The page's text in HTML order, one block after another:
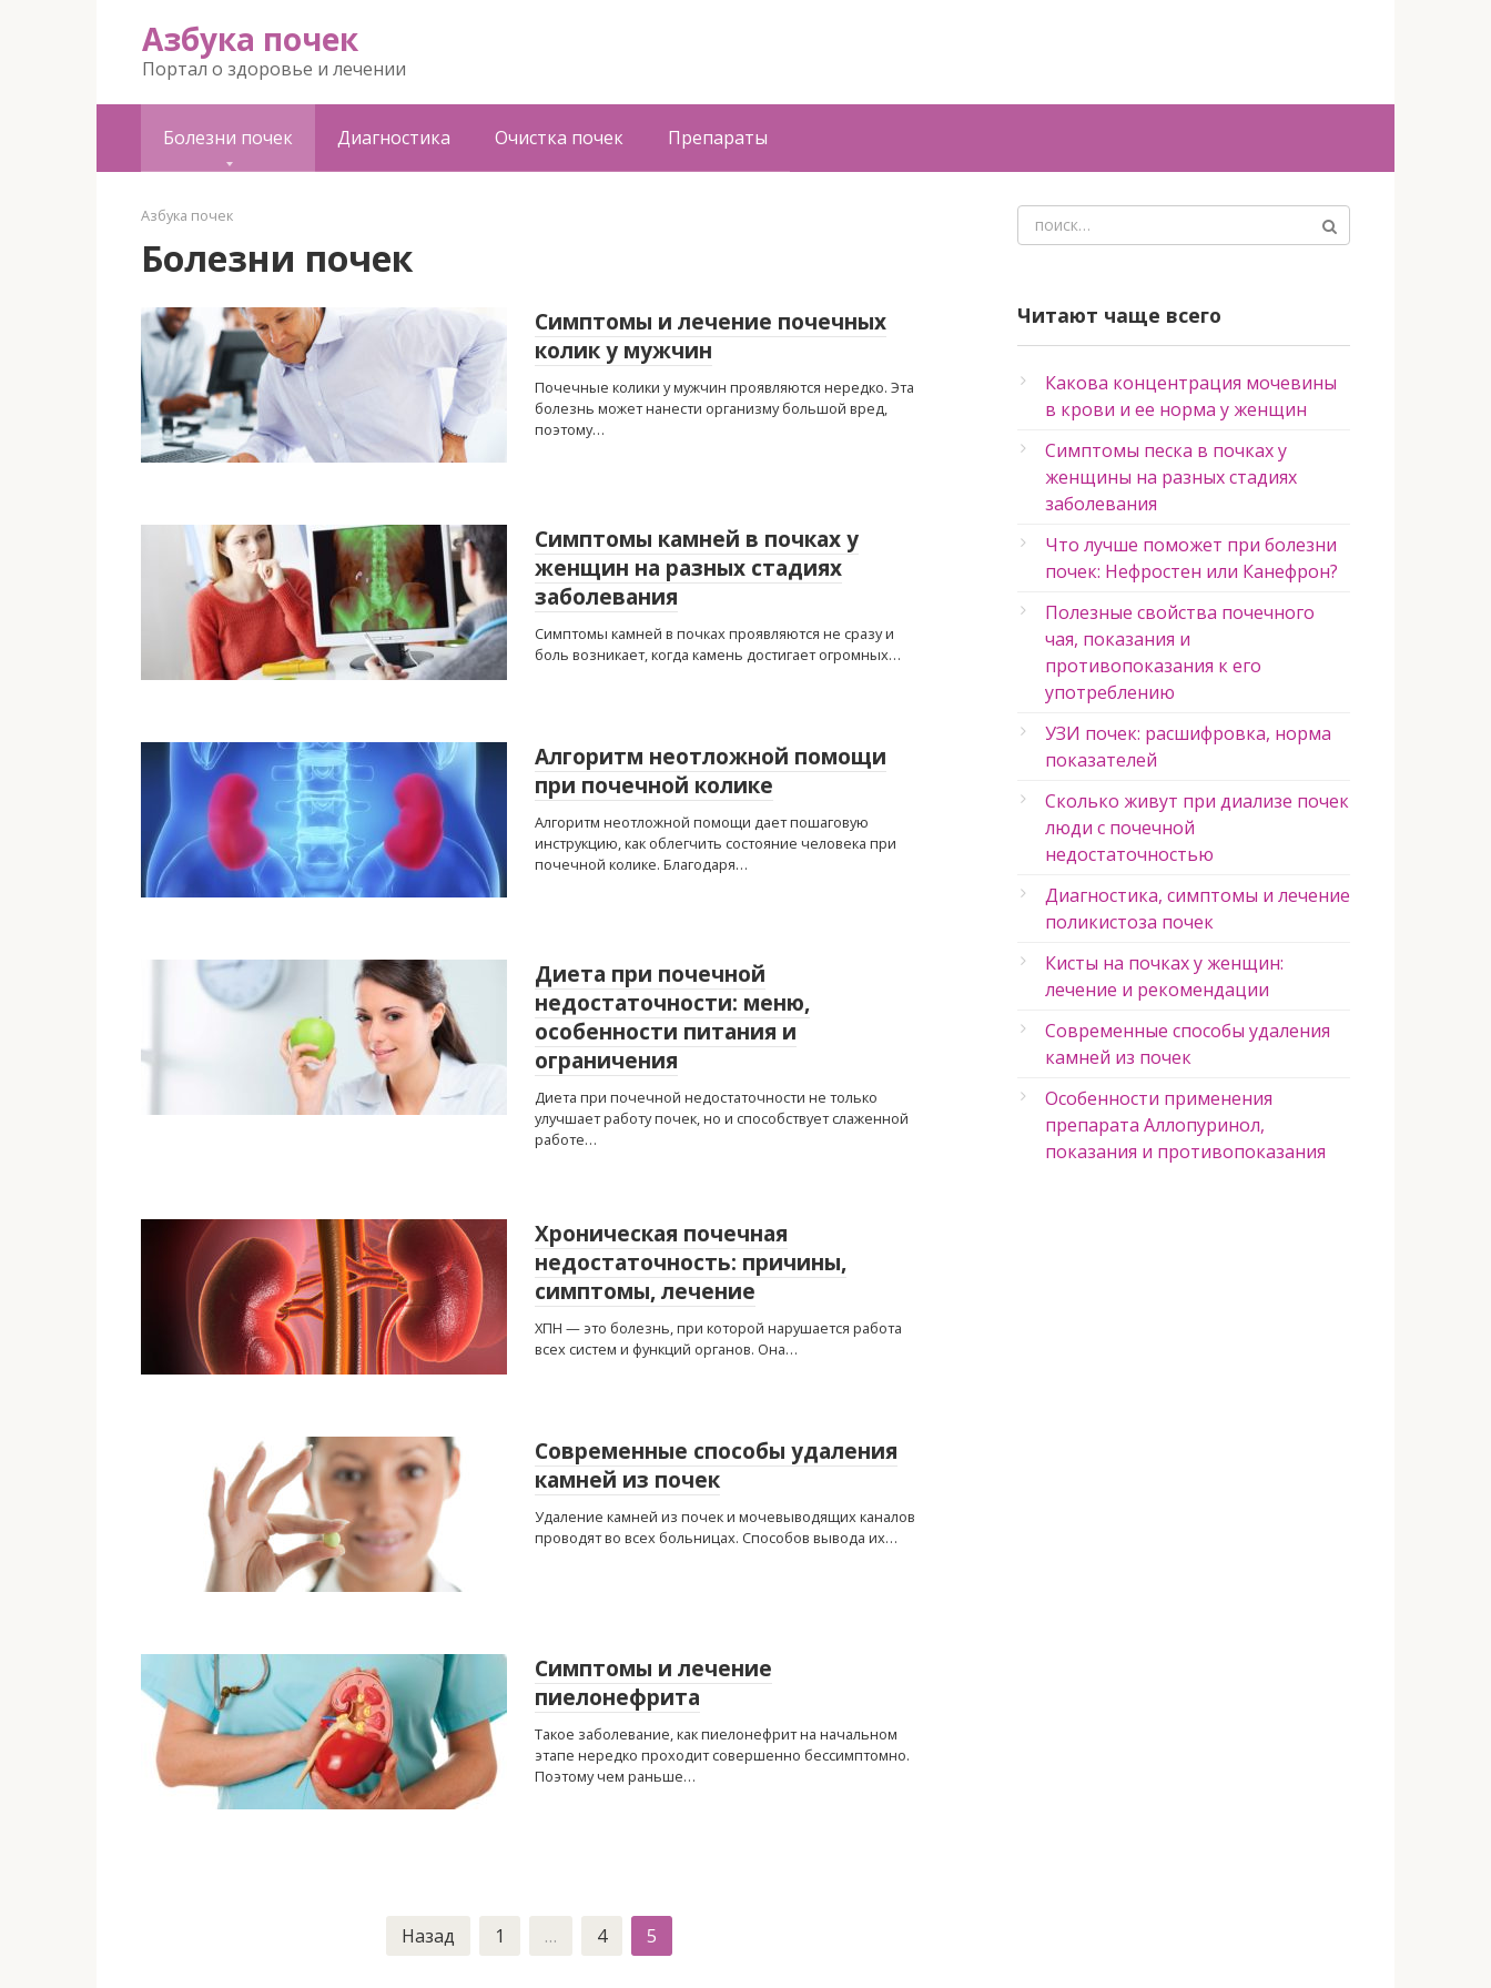
Азбука почек
Портал о здоровье и лечении
Болезни почек Диагностика Очистка почек Препараты
Азбука почек
Болезни почек
Симптомы и лечение почечных
колик у мужчин
Почечные колики у мужчин проявляются нередко. Эта
болезнь может нанести организму большой вред,
поэтому…
Симптомы камней в почках у
женщин на разных стадиях
заболевания
Симптомы камней в почках проявляются не сразу и
боль возникает, когда камень достигает огромных…
Алгоритм неотложной помощи
при почечной колике
Алгоритм неотложной помощи дает пошаговую
инструкцию, как облегчить состояние человека при
почечной колике. Благодаря…
Диета при почечной
недостаточности: меню,
особенности питания и
ограничения
Диета при почечной недостаточности не только
улучшает работу почек, но и способствует слаженной
работе…
Хроническая почечная
недостаточность: причины,
симптомы, лечение
ХПН — это болезнь, при которой нарушается работа
всех систем и функций органов. Она…
Современные способы удаления
камней из почек
Удаление камней из почек и мочевыводящих каналов
проводят во всех больницах. Способов вывода их…
Симптомы и лечение
пиелонефрита
Такое заболевание, как пиелонефрит на начальном
этапе нередко проходит совершенно бессимптомно.
Поэтому чем раньше…
Назад 1 … 4 5
Поиск:
Читают чаще всего
Какова концентрация мочевины
в крови и ее норма у женщин
Симптомы песка в почках у
женщины на разных стадиях
заболевания
Что лучше поможет при болезни
почек: Нефростен или Канефрон?
Полезные свойства почечного
чая, показания и
противопоказания к его
употреблению
УЗИ почек: расшифровка, норма
показателей
Сколько живут при диализе почек
люди с почечной
недостаточностью
Диагностика, симптомы и лечение
поликистоза почек
Кисты на почках у женщин:
лечение и рекомендации
Современные способы удаления
камней из почек
Особенности применения
препарата Аллопуринол,
показания и противопоказания